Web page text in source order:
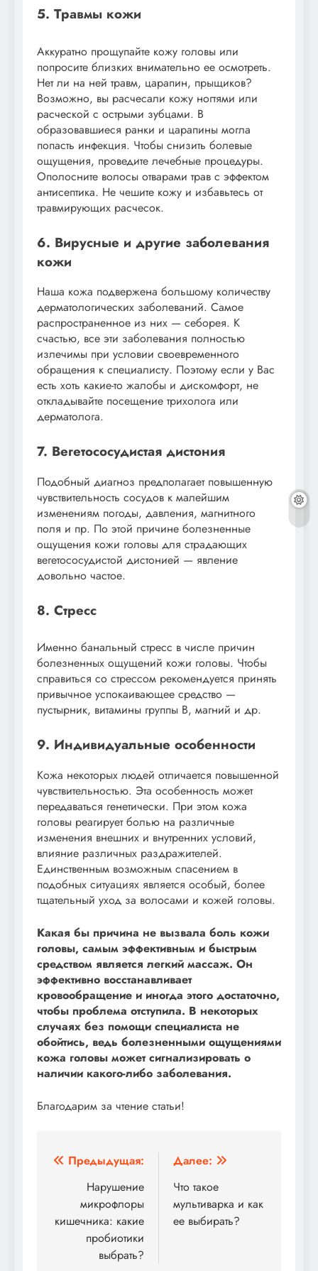
5. Травмы кожи
Аккуратно прощупайте кожу головы или
попросите близких внимательно ее осмотреть.
Нет ли на ней травм, царапин, прыщиков?
Возможно, вы расчесали кожу ногтями или
расческой с острыми зубцами. В
образовавшиеся ранки и царапины могла
попасть инфекция. Чтобы снизить болевые
ощущения, проведите лечебные процедуры.
Ополосните волосы отварами трав с эффектом
антисептика. Не чешите кожу и избавьтесь от
травмирующих расчесок.
6. Вирусные и другие заболевания
кожи
Наша кожа подвержена большому количеству
дерматологических заболеваний. Самое
распространенное из них — себорея. К
счастью, все эти заболевания полностью
излечимы при условии своевременного
обращения к специалисту. Поэтому если у Вас
есть хоть какие-то жалобы и дискомфорт, не
откладывайте посещение трихолога или
дерматолога.
7. Вегетососудистая дистония
Подобный диагноз предполагает повышенную
чувствительность сосудов к малейшим
изменениям погоды, давления, магнитного
поля и пр. По этой причине болезненные
ощущения кожи головы для страдающих
вегетососудистой дистонией — явление
довольно частое.
8. Стресс
Именно банальный стресс в числе причин
болезненных ощущений кожи головы. Чтобы
справиться со стрессом рекомендуется принять
привычное успокаивающее средство —
пустырник, витамины группы В, магний и др.
9. Индивидуальные особенности
Кожа некоторых людей отличается повышенной
чувствительностью. Эта особенность может
передаваться генетически. При этом кожа
головы реагирует болью на различные
изменения внешних и внутренних условий,
влияние различных раздражителей.
Единственным возможным спасением в
подобных ситуациях является особый, более
тщательный уход за волосами и кожей головы.
Какая бы причина не вызвала боль кожи
головы, самым эффективным и быстрым
средством является легкий массаж. Он
эффективно восстанавливает
кровообращение и иногда этого достаточно,
чтобы проблема отступила. В некоторых
случаях без помощи специалиста не
обойтись, ведь болезненными ощущениями
кожа головы может сигнализировать о
наличии какого-либо заболевания.
Благодарим за чтение статьи!
Навигация
записям
Предыдущая:
Нарушение
микрофлоры
кишечника: какие
пробиотики
выбрать?
Далее:
Что такое
мультиварка и как
ее выбирать?